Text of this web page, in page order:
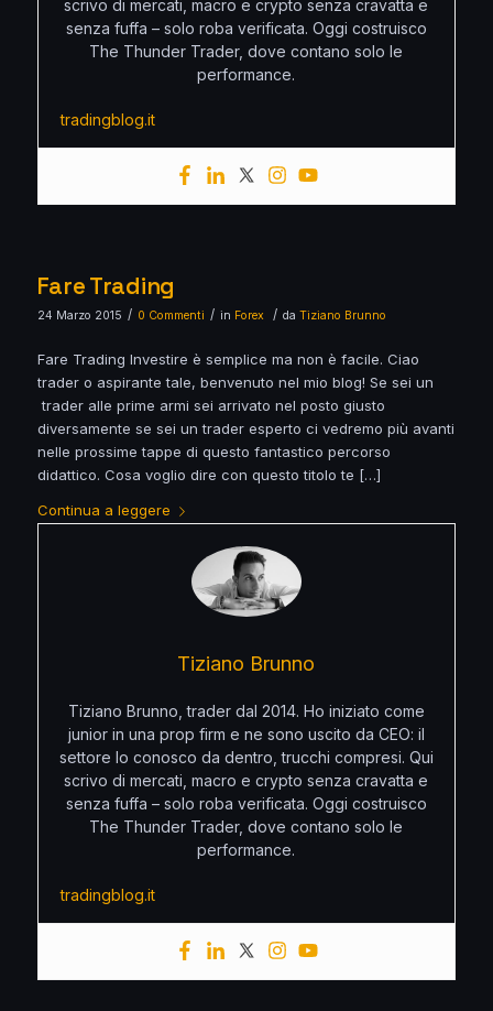
scrivo di mercati, macro e crypto senza cravatta e
senza fuffa – solo roba verificata. Oggi costruisco
The Thunder Trader, dove contano solo le
performance.
tradingblog.it
Fare Trading
24 Marzo 2015 / 0 Commenti / in Forex / da Tiziano Brunno
Fare Trading Investire è semplice ma non è facile. Ciao
trader o aspirante tale, benvenuto nel mio blog! Se sei un
trader alle prime armi sei arrivato nel posto giusto
diversamente se sei un trader esperto ci vedremo più avanti
nelle prossime tappe di questo fantastico percorso
didattico. Cosa voglio dire con questo titolo te […]
Continua a leggere
Tiziano Brunno
Tiziano Brunno, trader dal 2014. Ho iniziato come
junior in una prop firm e ne sono uscito da CEO: il
settore lo conosco da dentro, trucchi compresi. Qui
scrivo di mercati, macro e crypto senza cravatta e
senza fuffa – solo roba verificata. Oggi costruisco
The Thunder Trader, dove contano solo le
performance.
tradingblog.it